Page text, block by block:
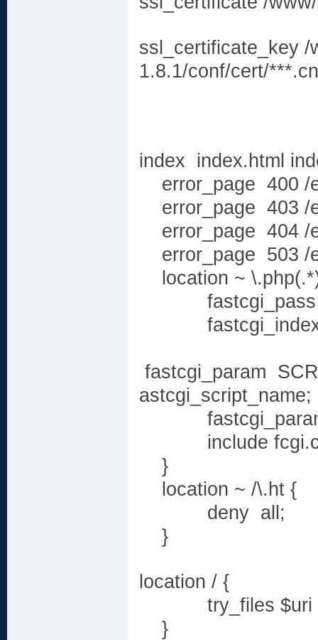
ssl_certificate_key /
1.8.1/conf/cert/
index index.html
error_page 400 /
error_page 403 /
error_page 404 /
error_page 503 /
location ~
fastcgi_pass
fastcgi_index
fastcgi_param
astcgi_script_name;
fastcgi_param
include
}
location ~ /\.ht {
deny all;
}
location / {
try_files $uri
}